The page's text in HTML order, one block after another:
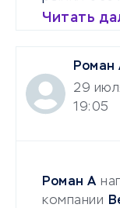
Читать
Роман
29
19:05
Роман А
компании